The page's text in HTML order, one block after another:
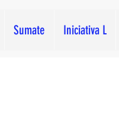
Sumate Iniciativa L